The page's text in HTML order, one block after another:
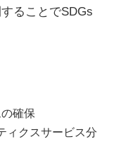
ることでSDGs
確保
ィクスサービス分